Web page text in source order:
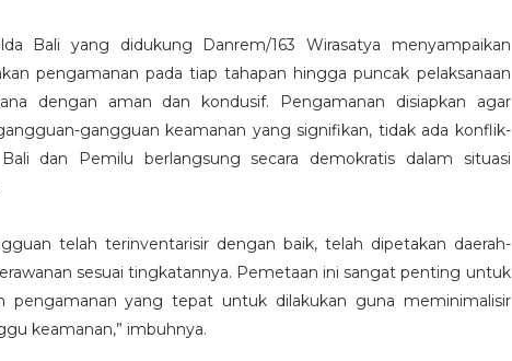
Bali yang didukung Danrem/163 Wirasatya menyampaikan
pengamanan pada tiap tahapan hingga puncak pelaksanaan
dengan aman dan kondusif. Pengamanan disiapkan agar
gangguan keamanan yang signifikan, tidak ada konflik-
dan Pemilu berlangsung secara demokratis dalam situasi
telah terinventarisir dengan baik, telah dipetakan daerah-
sesuai tingkatannya. Pemetaan ini sangat penting untuk
pengamanan yang tepat untuk dilakukan guna meminimalisir
keamanan,” imbuhnya.